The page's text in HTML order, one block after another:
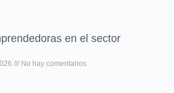
en el sector
No hay comentarios